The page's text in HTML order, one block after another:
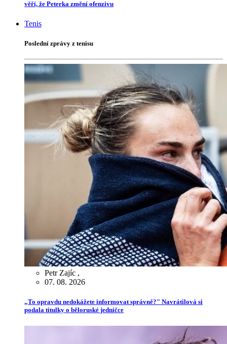
věří, že Peterka změní ofenzivu
Tenis
Poslední zprávy z tenisu
Petr Zajíc ,
07. 08. 2026
„To opravdu nedokážete informovat správně?" Navrátilová si
podala titulky o běloruské jedničce